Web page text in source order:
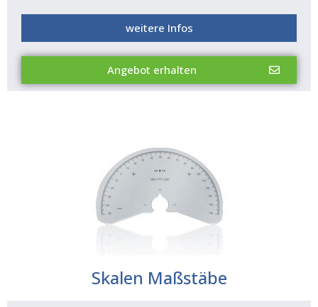
weitere Infos
Angebot erhalten
Skalen Maßstäbe